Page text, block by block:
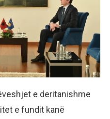
e deritanishme
e fundit kanë